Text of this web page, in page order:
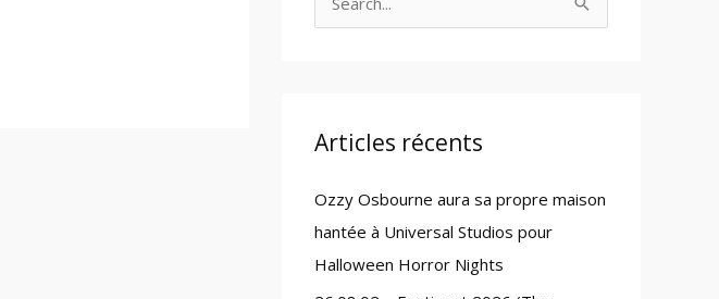
c
f
o
r
Articles récents
Ozzy Osbourne aura sa propre maison
hantée à Universal Studios pour
Halloween Horror Nights